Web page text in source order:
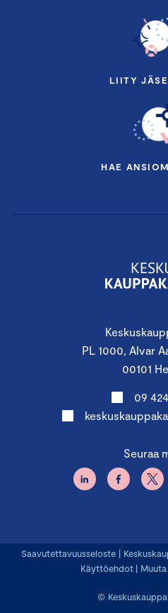
PL 1000, Alvar
00101
09
Seuraa
LIITY
HAE
©
Saavutettavuusseloste |
Käyttöehdot |